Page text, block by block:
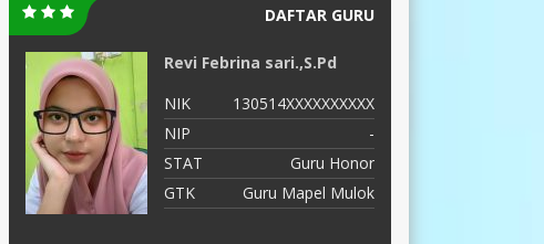
DAFTAR GURU
Revi Febrina sari.,S.Pd
NIK
130514XXXXXXXXXX
NIP
-
STAT
Guru Honor
GTK
Guru Mapel Mulok